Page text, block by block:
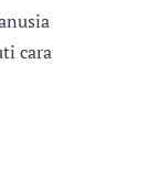
cara